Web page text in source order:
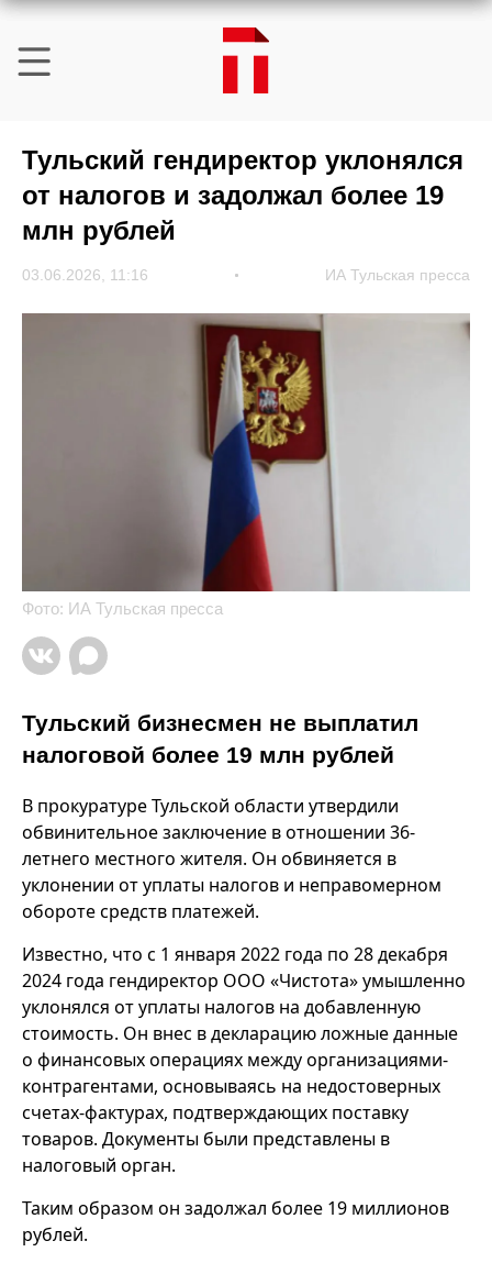
Тульский гендиректор уклонялся
от налогов и задолжал более 19
млн рублей
03.06.2026, 11:16 ИА Тульская пресса
Фото: ИА Тульская пресса
Тульский бизнесмен не выплатил
налоговой более 19 млн рублей
В прокуратуре Тульской области утвердили
обвинительное заключение в отношении 36-
летнего местного жителя. Он обвиняется в
уклонении от уплаты налогов и неправомерном
обороте средств платежей.
Известно, что с 1 января 2022 года по 28 декабря
2024 года гендиректор ООО «Чистота» умышленно
уклонялся от уплаты налогов на добавленную
стоимость. Он внес в декларацию ложные данные
о финансовых операциях между организациями-
контрагентами, основываясь на недостоверных
счетах-фактурах, подтверждающих поставку
товаров. Документы были представлены в
налоговый орган.
Таким образом он задолжал более 19 миллионов
рублей.